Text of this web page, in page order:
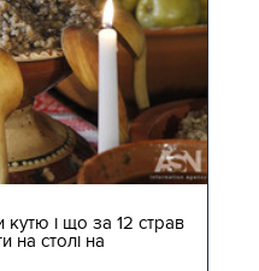
кутю і що за 12 страв
на столі на